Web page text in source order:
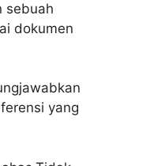
sebuah
dokumen
yang